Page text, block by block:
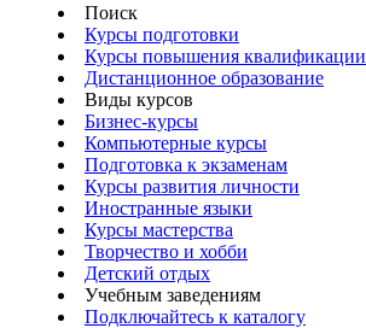
Поиск
Курсы подготовки
Курсы повышения квалификации
Дистанционное образование
Виды курсов
Бизнес-курсы
Компьютерные курсы
Подготовка к экзаменам
Курсы развития личности
Иностранные языки
Курсы мастерства
Творчество и хобби
Детский отдых
Учебным заведениям
Подключайтесь к каталогу